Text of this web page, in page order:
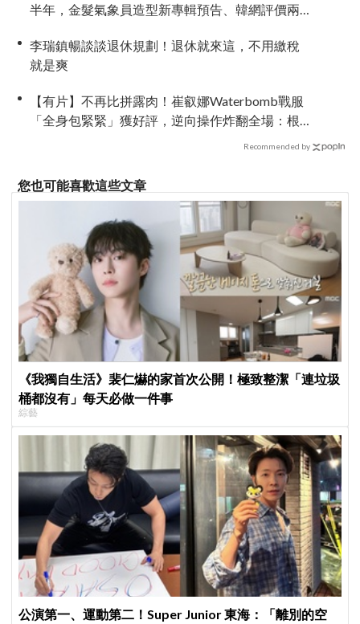
半年，金髮氣象員造型新專輯預告、韓網評價兩
李瑞鎮暢談談退休規劃！退休就來這，不用繳稅
就是爽
【有片】不再比拼露肉！崔叡娜Waterbomb戰服
「全身包緊緊」獲好評，逆向操作炸翻全場：根
Recommended by
您也可能喜歡這些文章
《我獨自生活》裴仁爀的家首次公開！極致整潔「連垃圾
桶都沒有」每天必做一件事
綜藝
公演第一、運動第二！Super Junior 東海：「離別的空